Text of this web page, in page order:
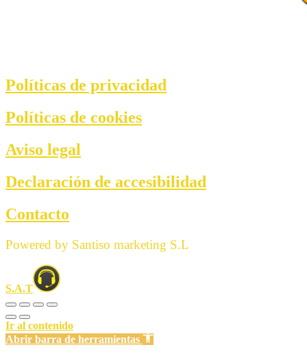
Políticas de privacidad
Políticas de cookies
Aviso legal
Declaración de accesibilidad
Contacto
Powered by Santiso marketing S.L
S.A.T
Ir al contenido
Abrir barra de herramientas